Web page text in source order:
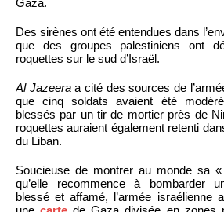
Des sirènes ont été entendues dans
que des groupes palestiniens ont
roquettes sur le sud d’Israël.
Al Jazeeraa cité des sources de
que cinq soldats avaient été
blessés par un tir de mortier près de
roquettes auraient également retenti
du Liban.
Soucieuse de montrer au monde sa
qu’elle recommence à bombarder
blessé et affamé, l’armée israélienne